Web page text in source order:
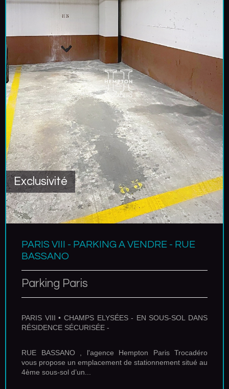
Exclusivité
PARIS VIII - PARKING A VENDRE - RUE
BASSANO
Parking Paris
PARIS VIII • CHAMPS ELYSÉES - EN SOUS-SOL DANS
RÉSIDENCE SÉCURISÉE -
RUE BASSANO , l'agence Hempton Paris Trocadéro
vous propose un emplacement de stationnement situé au
4ème sous-sol d’un...